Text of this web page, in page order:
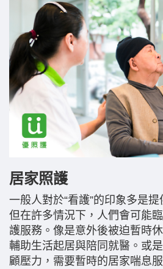
居家照護
一般人對於“看護”的印象多是
但在許多情況下，人們會可能
護服務。像是意外後被迫暫時
輔助生活起居與陪同就醫。或
顧壓力，需要暫時的居家喘息